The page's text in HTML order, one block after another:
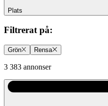
Plats
Filtrerat på:
Grön Rensa
3 383 annonser